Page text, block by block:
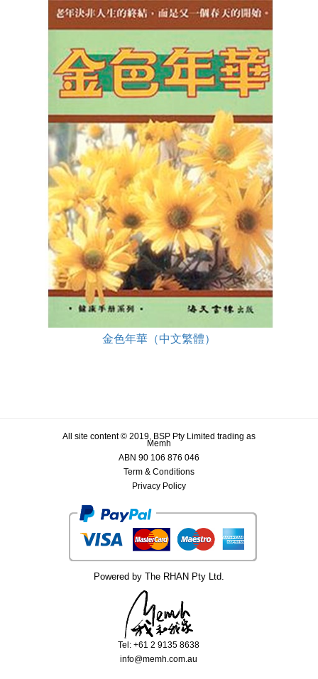
金色年華（中文繁體）
All site content © 2019, BSP Pty Limited trading as
Memh
ABN 90 106 876 046
Term & Conditions
Privacy Policy
Powered by The RHAN Pty Ltd.
Tel: +61 2 9135 8638
info@memh.com.au